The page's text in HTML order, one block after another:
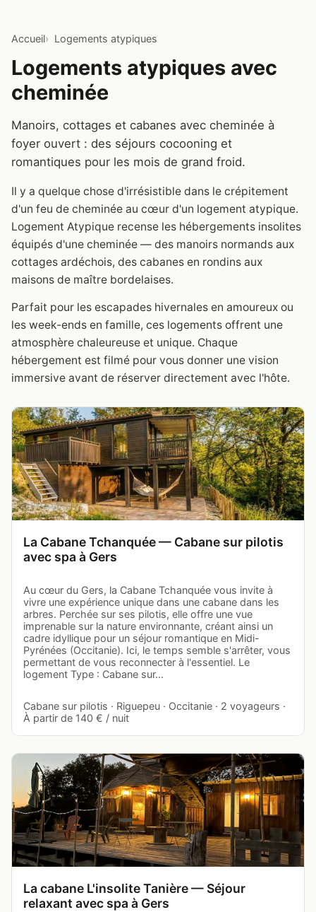
Accueil Logements atypiques
Logements atypiques avec
cheminée
Manoirs, cottages et cabanes avec cheminée à
foyer ouvert : des séjours cocooning et
romantiques pour les mois de grand froid.
Il y a quelque chose d'irrésistible dans le crépitement
d'un feu de cheminée au cœur d'un logement atypique.
Logement Atypique recense les hébergements insolites
équipés d'une cheminée — des manoirs normands aux
cottages ardéchois, des cabanes en rondins aux
maisons de maître bordelaises.
Parfait pour les escapades hivernales en amoureux ou
les week-ends en famille, ces logements offrent une
atmosphère chaleureuse et unique. Chaque
hébergement est filmé pour vous donner une vision
immersive avant de réserver directement avec l'hôte.
La Cabane Tchanquée — Cabane sur pilotis
avec spa à Gers
Au cœur du Gers, la Cabane Tchanquée vous invite à
vivre une expérience unique dans une cabane dans les
arbres. Perchée sur ses pilotis, elle offre une vue
imprenable sur la nature environnante, créant ainsi un
cadre idyllique pour un séjour romantique en Midi-
Pyrénées (Occitanie). Ici, le temps semble s'arrêter, vous
permettant de vous reconnecter à l'essentiel. Le
logement Type : Cabane sur…
Cabane sur pilotis · Riguepeu · Occitanie · 2 voyageurs ·
À partir de 140 € / nuit
La cabane L'insolite Tanière — Séjour
relaxant avec spa à Gers